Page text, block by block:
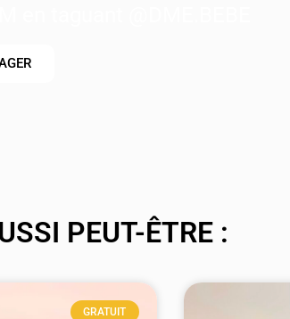
PEUT-ÊTRE :
GRATUIT